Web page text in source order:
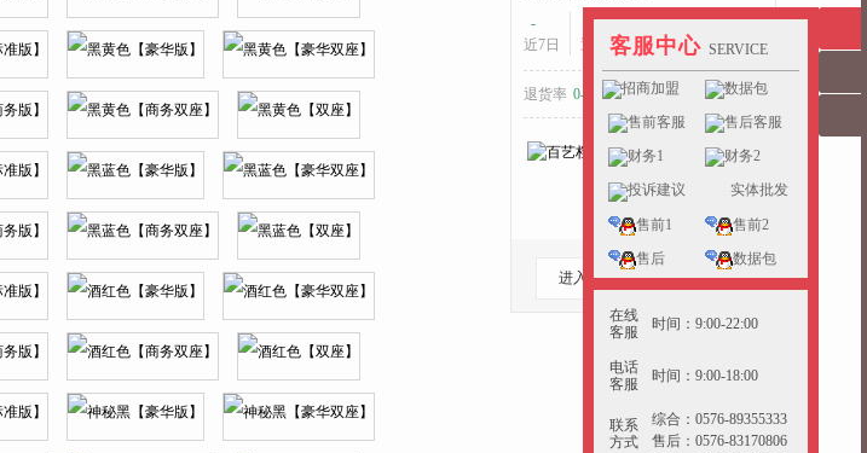
-
近7日
近15日
-
近30日
退货率 0-5% 好于 40% 的同行
进入档口 收藏档口
客服中心 SERVICE
招商加盟 数据包
售前客服 售后客服
财务1 财务2
投诉建议 实体批发
售前1 售前2
售后 数据包
在线
客服
时间：9:00-22:00
电话
客服
时间：9:00-18:00
联系
方式
综合：0576-89355333
售后：0576-83170806